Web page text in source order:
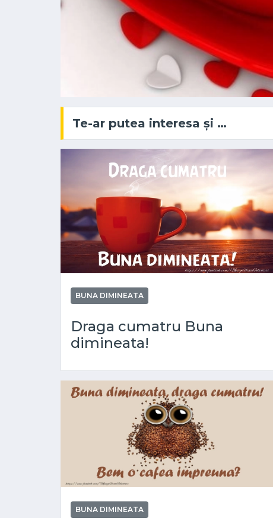
Te-ar putea interesa și …
BUNA DIMINEATA
Draga cumatru Buna
dimineata!
BUNA DIMINEATA